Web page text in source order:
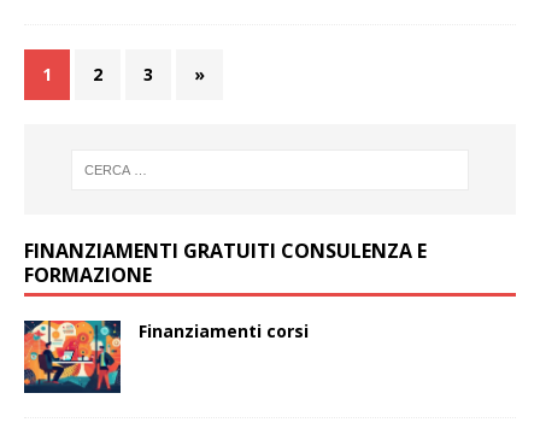
1 2 3 »
FINANZIAMENTI GRATUITI CONSULENZA E
FORMAZIONE
Finanziamenti corsi